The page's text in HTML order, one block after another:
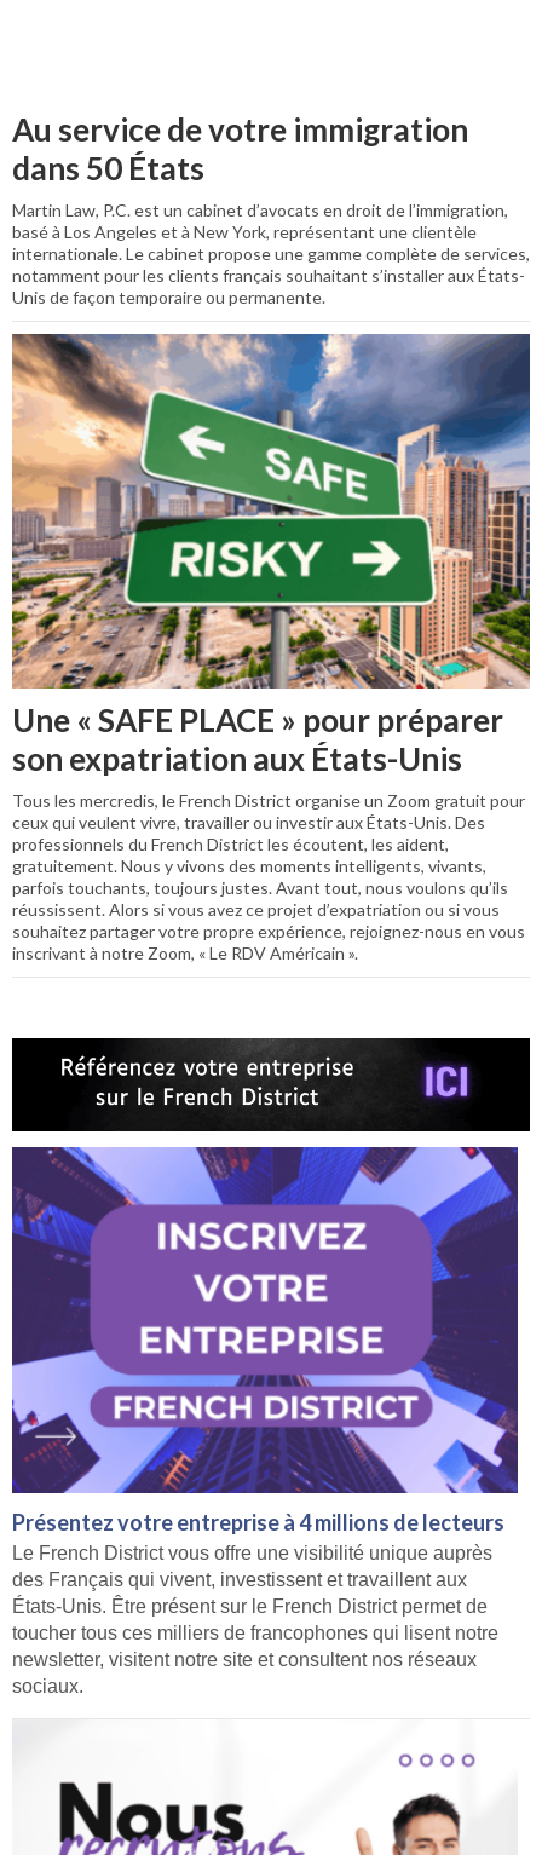
Au service de votre immigration
dans 50 États
Martin Law, P.C. est un cabinet d’avocats en droit de l’immigration,
basé à Los Angeles et à New York, représentant une clientèle
internationale. Le cabinet propose une gamme complète de services,
notamment pour les clients français souhaitant s’installer aux États-
Unis de façon temporaire ou permanente.
Une « SAFE PLACE » pour préparer
son expatriation aux États-Unis
Tous les mercredis, le French District organise un Zoom gratuit pour
ceux qui veulent vivre, travailler ou investir aux États-Unis. Des
professionnels du French District les écoutent, les aident,
gratuitement. Nous y vivons des moments intelligents, vivants,
parfois touchants, toujours justes. Avant tout, nous voulons qu’ils
réussissent. Alors si vous avez ce projet d’expatriation ou si vous
souhaitez partager votre propre expérience, rejoignez-nous en vous
inscrivant à notre Zoom, « Le RDV Américain ».
Présentez votre entreprise à 4 millions de lecteurs
Le French District vous offre une visibilité unique auprès
des Français qui vivent, investissent et travaillent aux
États-Unis. Être présent sur le French District permet de
toucher tous ces milliers de francophones qui lisent notre
newsletter, visitent notre site et consultent nos réseaux
sociaux.